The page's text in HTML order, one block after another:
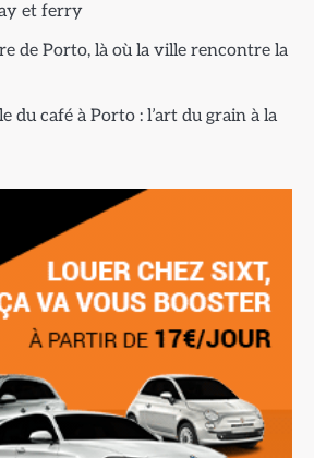
et ferry
de Porto, là où la ville rencontre la
du café à Porto : l’art du grain à la